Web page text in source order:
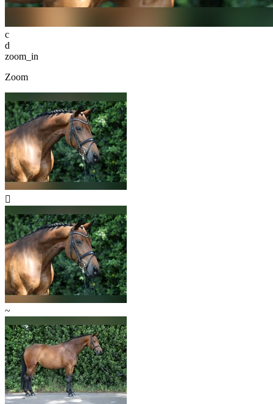
c
d
zoom_in
Zoom

~